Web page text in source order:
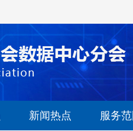
新闻热点 服务范